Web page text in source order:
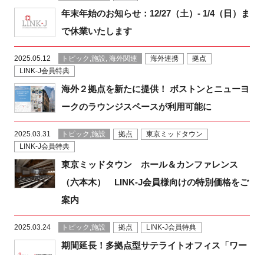
ニュース・掲示板
LINK-Jを知る
特別会員
FAQ
イベントお知らせメール登録
年末年始のお知らせ：12/27（土）- 1/4（日）ま
で休業いたします
2025.05.12 トピック,施設, 海外関連 海外連携
拠点
LINK-J会員特典
海外２拠点を新たに提供！ ボストンとニューヨ
ークのラウンジスペースが利用可能に
2025.03.31 トピック,施設 拠点
東京ミッドタウン
LINK-J会員特典
東京ミッドタウン ホール＆カンファレンス
（六本木） LINK-J会員様向けの特別価格をご
案内
2025.03.24 トピック,施設 拠点 LINK-J会員特典
期間延長！多拠点型サテライトオフィス「ワー